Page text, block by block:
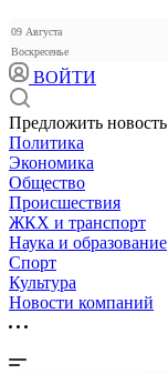
09 Августа
Воскресенье
ВОЙТИ
Предложить новость
Политика
Экономика
Общество
Происшествия
ЖКХ и транспорт
Наука и образование
Спорт
Культура
Новости компаний